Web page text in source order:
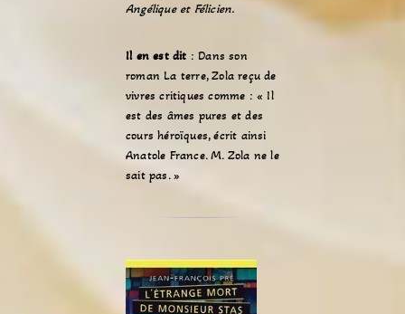
Angélique et Félicien.
Il en est dit : Dans son
roman La terre, Zola reçu de
vivres critiques comme : « Il
est des âmes pures et des
cours héroïques, écrit ainsi
Anatole France. M. Zola ne le
sait pas. »